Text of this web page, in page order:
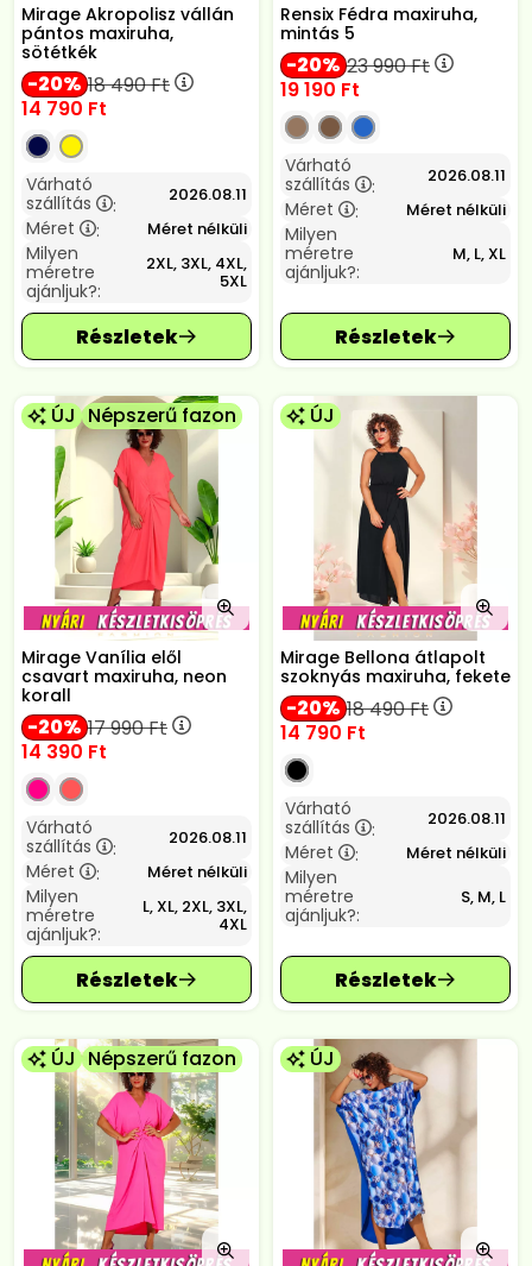
Mirage Akropolisz vállán
pántos maxiruha,
sötétkék
20 18 490Ft
14 790 Ft
Várható
szállítás
: 2026.08.11
Méret : Méret nélküli
Milyen
méretre
ajánljuk?:
2XL, 3XL, 4XL,
5XL
Rensix Fédra maxiruha,
mintás 5
20 23 990Ft
19 190 Ft
Várható
szállítás
: 2026.08.11
Méret : Méret nélküli
Milyen
méretre
ajánljuk?:
M, L, XL
ÚJ Népszerű fazon
Mirage Vanília elől
csavart maxiruha, neon
korall
20 17 990Ft
14 390 Ft
Várható
szállítás
: 2026.08.11
Méret : Méret nélküli
Milyen
méretre
ajánljuk?:
L, XL, 2XL, 3XL,
4XL
ÚJ
Mirage Bellona átlapolt
szoknyás maxiruha, fekete
20 18 490Ft
14 790 Ft
Várható
szállítás
: 2026.08.11
Méret : Méret nélküli
Milyen
méretre
ajánljuk?:
S, M, L
ÚJ Népszerű fazon ÚJ